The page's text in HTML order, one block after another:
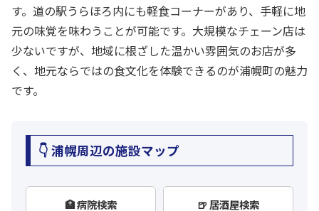
す。道の駅うらほろ内にも軽食コーナーがあり、手軽に地
元の味覚を味わうことが可能です。大規模なチェーン店は
少ないですが、地域に根ざした温かい雰囲気のお店が多
く、地元ならではの食文化を体験できるのが浦幌町の魅力
です。
👇 浦幌周辺の施設マップ
🏥 病院検索 🍺 居酒屋検索